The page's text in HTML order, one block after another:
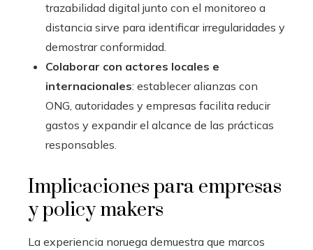
trazabilidad digital junto con el monitoreo a
distancia sirve para identificar irregularidades y
demostrar conformidad.
Colaborar con actores locales e
internacionales: establecer alianzas con
ONG, autoridades y empresas facilita reducir
gastos y expandir el alcance de las prácticas
responsables.
Implicaciones para empresas
y policy makers
La experiencia noruega demuestra que marcos